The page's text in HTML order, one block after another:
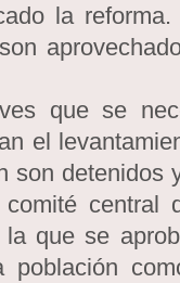
la
que se
el
son detenidos
central
que se
población